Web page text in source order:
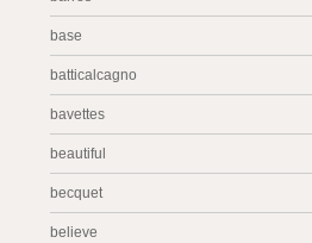
base
batticalcagno
bavettes
beautiful
becquet
believe